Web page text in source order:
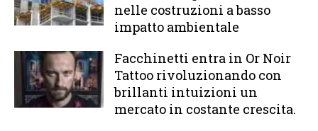
nelle costruzioni a basso
impatto ambientale
Facchinetti entra in Or Noir
Tattoo rivoluzionando con
brillanti intuizioni un
mercato in costante crescita.